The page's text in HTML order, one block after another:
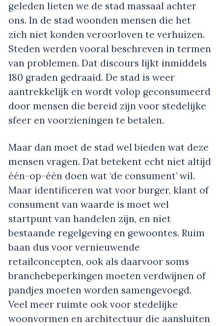
geleden lieten we de stad massaal achter
ons. In de stad woonden mensen die het
zich niet konden veroorloven te verhuizen.
Steden werden vooral beschreven in termen
van problemen. Dat discours lijkt inmiddels
180 graden gedraaid. De stad is weer
aantrekkelijk en wordt volop geconsumeerd
door mensen die bereid zijn voor stedelijke
sfeer en voorzieningen te betalen.
Maar dan moet de stad wel bieden wat deze
mensen vragen. Dat betekent echt niet altijd
één-op-één doen wat ‘de consument’ wil.
Maar identificeren wat voor burger, klant of
consument van waarde is moet wel
startpunt van handelen zijn, en niet
bestaande regelgeving en gewoontes. Ruim
baan dus voor vernieuwende
retailconcepten, ook als daarvoor soms
branchebeperkingen moeten verdwijnen of
pandjes moeten worden samengevoegd.
Veel meer ruimte ook voor stedelijke
woonvormen en architectuur die aansluiten